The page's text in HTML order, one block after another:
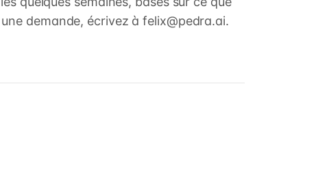
demande, écrivez à felix@pedra.ai.